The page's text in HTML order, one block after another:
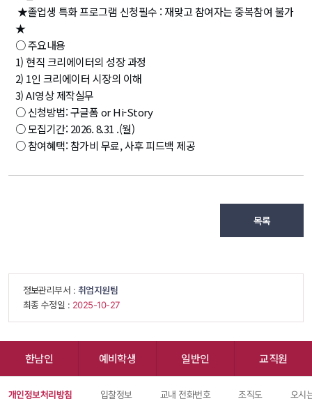
★졸업생 특화 프로그램 신청필수 : 재맞고 참여자는 중복참여 불가
★
○ 주요내용
1) 현직 크리에이터의 성장 과정
2) 1인 크리에이터 시장의 이해
3) AI영상 제작실무
○ 신청방법: 구글폼 or Hi-Story
○ 모집기간: 2026. 8.31 .(월)
○ 참여혜택: 참가비 무료, 사후 피드백 제공
목록
정보관리부서 : 취업지원팀
최종 수정일 : 2025-10-27
한남인 예비학생 일반인 교직원
개인정보처리방침 입찰정보 교내 전화번호 조직도 오시